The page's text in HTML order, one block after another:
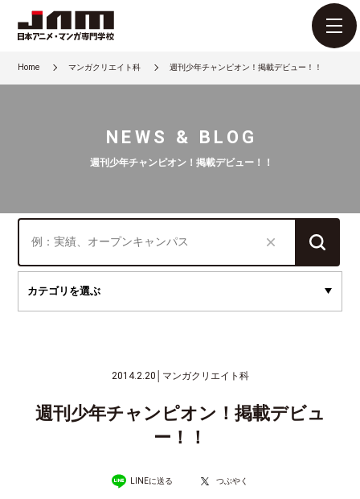
Home マンガクリエイト科 週刊少年チャンピオン！掲載デビュー！！
NEWS & BLOG
週刊少年チャンピオン！掲載デビュー！！
2014.2.20 マンガクリエイト科
週刊少年チャンピオン！掲載デビュ
ー！！
LINEに送る つぶやく